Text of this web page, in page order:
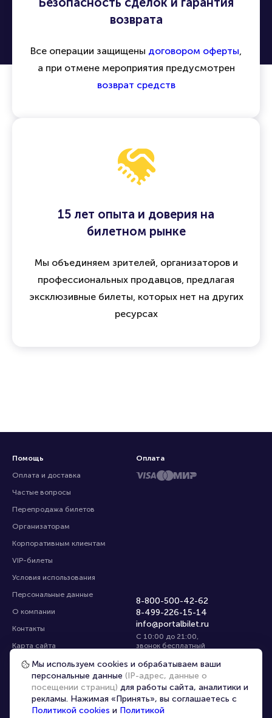
возврата
Все операции защищены договором оферты,
а при отмене мероприятия предусмотрен
возврат средств
15 лет опыта и доверия на
билетном рынке
Мы объединяем зрителей, организаторов и
профессиональных продавцов, предлагая
эксклюзивные билеты, которых нет на других
ресурсах
Помощь
Оплата и доставка
Частые вопросы
Перепродажа билетов
Организаторам
Корпоративным клиентам
VIP-билеты
Условия использования
Персональные данные
О компании
Контакты
Карта сайта
Управление cookies
8-800-500-42-62
8-499-226-15-14
info@portalbilet.ru
С 10:00 до 21:00,
звонок бесплатный
Все площадки
Оплата
Главная | Другие страны
Мы используем cookies и обрабатываем ваши
персональные данные (IP-адрес, данные о
посещении страниц) для работы сайта, аналитики и
рекламы. Нажимая «Принять», вы соглашаетесь с
Политикой cookies и Политикой